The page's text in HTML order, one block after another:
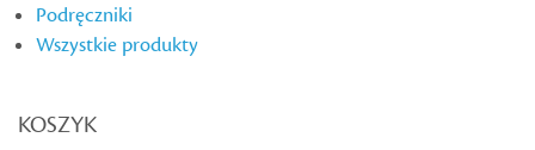
Podręczniki
Wszystkie produkty
KOSZYK